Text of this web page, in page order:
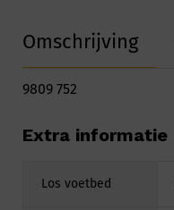
Omschrijving
9809 752
Extra informatie
Los voetbed